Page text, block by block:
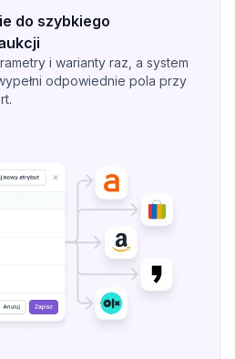
do szybkiego
i warianty raz, a system
odpowiednie pola przy